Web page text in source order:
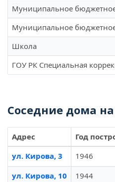
Муниципальное
Муниципальное
Школа
ГОУ РК Специальная
Соседние дома
Адрес Год
ул. Кирова, 3
1946
ул. Кирова, 10
1944